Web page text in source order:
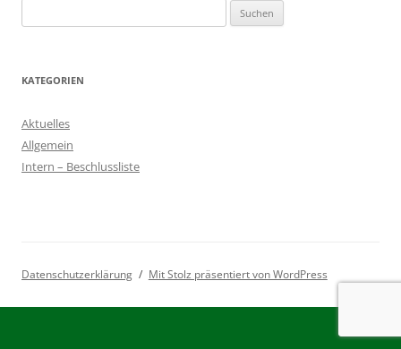
nach:
KATEGORIEN
Aktuelles
Allgemein
Intern – Beschlussliste
Datenschutzerklärung Mit Stolz präsentiert von WordPress